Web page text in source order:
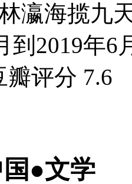
瀛海揽九
到2019年
评分 7.6
●文学